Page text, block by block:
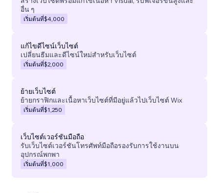
อื่น ๆ
เริ่มต้นที่$4,000
แก้ไขดีไซน์เว็บไซต์
เปลี่ยนธีมและดีไซน์ใหม่สำหรับเว็บไซต์
เริ่มต้นที่$2,000
ย้ายเว็บไซต์
ย้ายกราฟิกและเนื้อหาเว็บไซต์ที่มีอยู่แล้วไปเว็บไซต์ Wix
เริ่มต้นที่$1,250
เว็บไซต์เวอร์ชันมือถือ
รับเว็บไซต์เวอร์ชันโทรศัพท์มือถือรองรับการใช้งานบน
อุปกรณ์พกพา
เริ่มต้นที่$1,000